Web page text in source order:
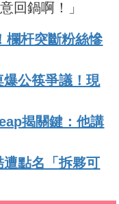
回鍋啊！」
欄杆突斷粉絲慘
公筷爭議！現
揭關鍵：他講
點名「拆夥可